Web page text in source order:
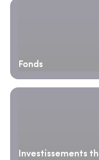
Fonds
Investissements